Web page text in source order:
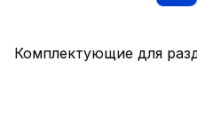
Комплектующие для